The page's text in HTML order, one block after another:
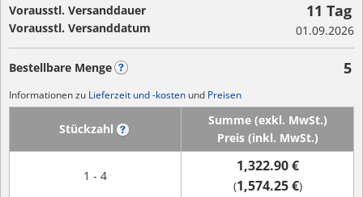
Vorausstl. Versanddauer
Vorausstl. Versanddatum
11 Tag
01.09.2026
Bestellbare Menge 5
Informationen zu Lieferzeit und -kosten und Preisen
Stückzahl
Summe (exkl. MwSt.)
Preis (inkl. MwSt.)
1 - 4
1,322.90 €
(1,574.25 €)